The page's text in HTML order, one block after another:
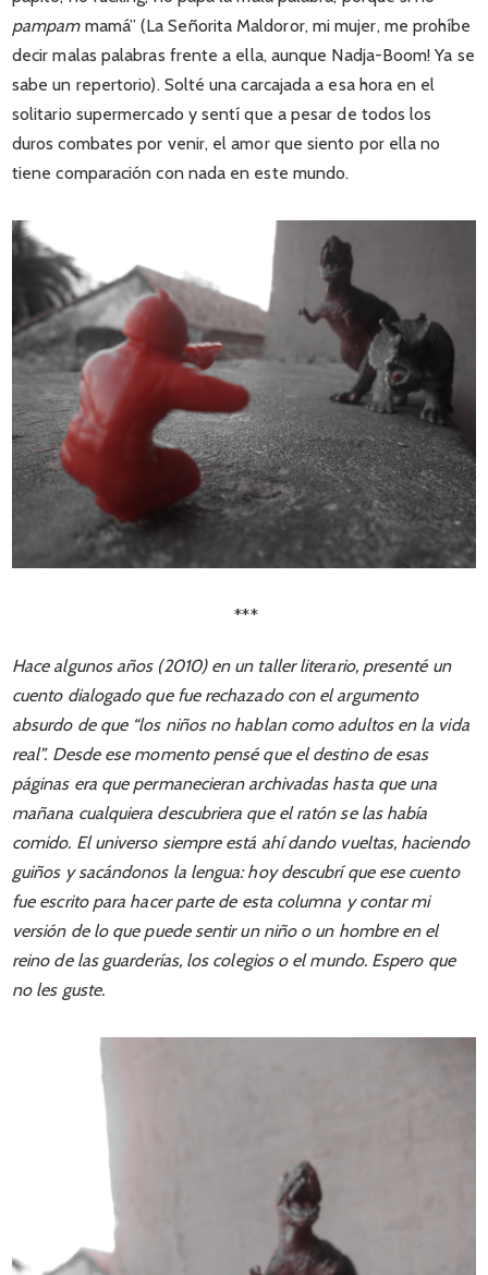
pampammamá” (La Señorita Maldoror, mi mujer, me prohíbe
decir malas palabras frente a ella, aunque Nadja-Boom! Ya se
sabe un repertorio). Solté una carcajada a esa hora en el
solitario supermercado y sentí que a pesar de todos los
duros combates por venir, el amor que siento por ella no
tiene comparación con nada en este mundo.
***
Hace algunos años (2010) en un taller literario, presenté un
cuento dialogado que fue rechazado con el argumento
absurdo de que “los niños no hablan como adultos en la vida
real”. Desde ese momento pensé que el destino de esas
páginas era que permanecieran archivadas hasta que una
mañana cualquiera descubriera que el ratón se las había
comido. El universo siempre está ahí dando vueltas, haciendo
guiños y sacándonos la lengua: hoy descubrí que ese cuento
fue escrito para hacer parte de esta columna y contar mi
versión de lo que puede sentir un niño o un hombre en el
reino de las guarderías, los colegios o el mundo. Espero que
no les guste.